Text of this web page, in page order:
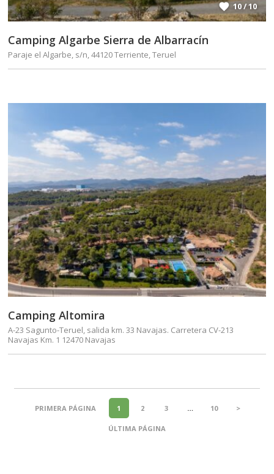
10 / 10
Camping Algarbe Sierra de Albarracín
Paraje el Algarbe, s/n, 44120 Terriente, Teruel
Camping Altomira
A-23 Sagunto-Teruel, salida km. 33 Navajas. Carretera CV-213
Navajas Km. 1 12470 Navajas
PRIMERA PÁGINA 1 2 3 … 10 >
ÚLTIMA PÁGINA